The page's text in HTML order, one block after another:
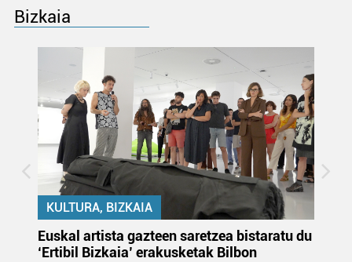
Bizkaia
KULTURA, BIZKAIA
Euskal artista gazteen saretzea bistaratu du
‘Ertibil Bizkaia’ erakusketak Bilbon